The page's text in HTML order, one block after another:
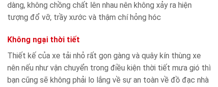
dàng, không chồng chất lên nhau nên không xảy ra hiện
tượng đổ vỡ, trầy xước và thậm chí hỏng hóc
Không ngại thời tiết
Thiết kế của xe tải nhỏ rất gọn gàng và quây kín thùng xe
nên nếu như vận chuyển trong điều kiện thời tiết mưa gió thì
bạn cũng sẽ không phải lo lắng về sự an toàn về đồ đạc nhà